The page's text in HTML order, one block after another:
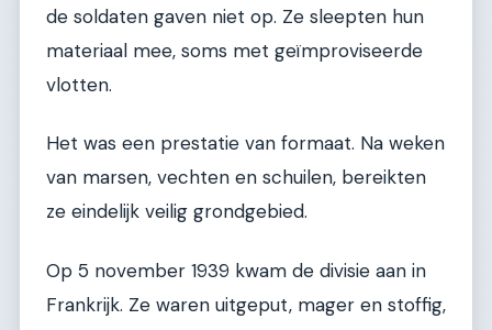
de soldaten gaven niet op. Ze sleepten hun
materiaal mee, soms met geïmproviseerde
vlotten.
Het was een prestatie van formaat. Na weken
van marsen, vechten en schuilen, bereikten
ze eindelijk veilig grondgebied.
Op 5 november 1939 kwam de divisie aan in
Frankrijk. Ze waren uitgeput, mager en stoffig,